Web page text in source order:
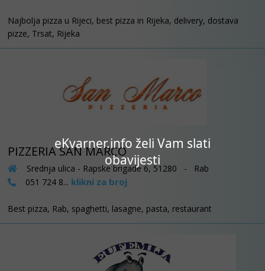
eKvarner.info želi Vam slati
obavijesti
Najbolja pizza u Rijeci, best pizza in Rijeka, delivery, dostava
pizze, Trsat, Rijeka
PIZZERIA SAN MARCO
Srednja ulica - Rapske brigade 6, 51280 - Rab
051 724 8... klikni za broj
Best pizza, Rab, spaghetti, lasagne, pasta, restaurant